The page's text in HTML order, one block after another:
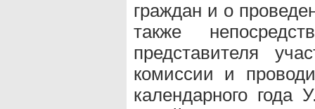
граждан и о
также
представителя
комиссии и
календарного года